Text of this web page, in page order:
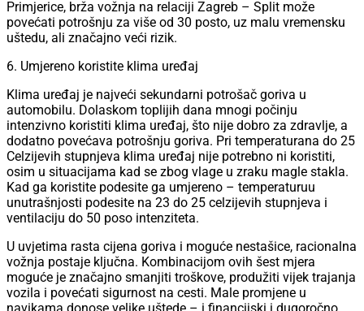
Primjerice, brža vožnja na relaciji Zagreb – Split može
povećati potrošnju za više od 30 posto, uz malu vremensku
uštedu, ali značajno veći rizik.
6. Umjereno koristite klima uređaj
Klima uređaj je najveći sekundarni potrošač goriva u
automobilu. Dolaskom toplijih dana mnogi počinju
intenzivno koristiti klima uređaj, što nije dobro za zdravlje, a
dodatno povećava potrošnju goriva. Pri temperaturana do 25
Celzijevih stupnjeva klima uređaj nije potrebno ni koristiti,
osim u situacijama kad se zbog vlage u zraku magle stakla.
Kad ga koristite podesite ga umjereno – temperaturuu
unutrašnjosti podesite na 23 do 25 celzijevih stupnjeva i
ventilaciju do 50 poso intenziteta.
U uvjetima rasta cijena goriva i moguće nestašice, racionalna
vožnja postaje ključna. Kombinacijom ovih šest mjera
moguće je značajno smanjiti troškove, produžiti vijek trajanja
vozila i povećati sigurnost na cesti. Male promjene u